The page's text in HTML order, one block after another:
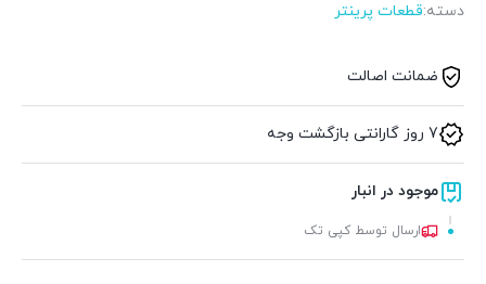
دسته:قطعات پرینتر
ضمانت اصالت
7 روز گارانتی بازگشت وجه
موجود در انبار
ارسال توسط کپی تک